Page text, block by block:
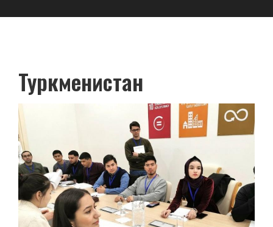
Туркменистан